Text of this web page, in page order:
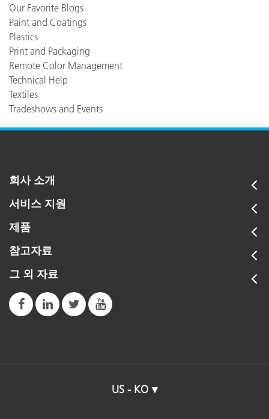
Our Favorite Blogs
Paint and Coatings
Plastics
Print and Packaging
Remote Color Management
Technical Help
Textiles
Tradeshows and Events
회사 소개
서비스 지원
제품
참고자료
그 외 자료
US - KO